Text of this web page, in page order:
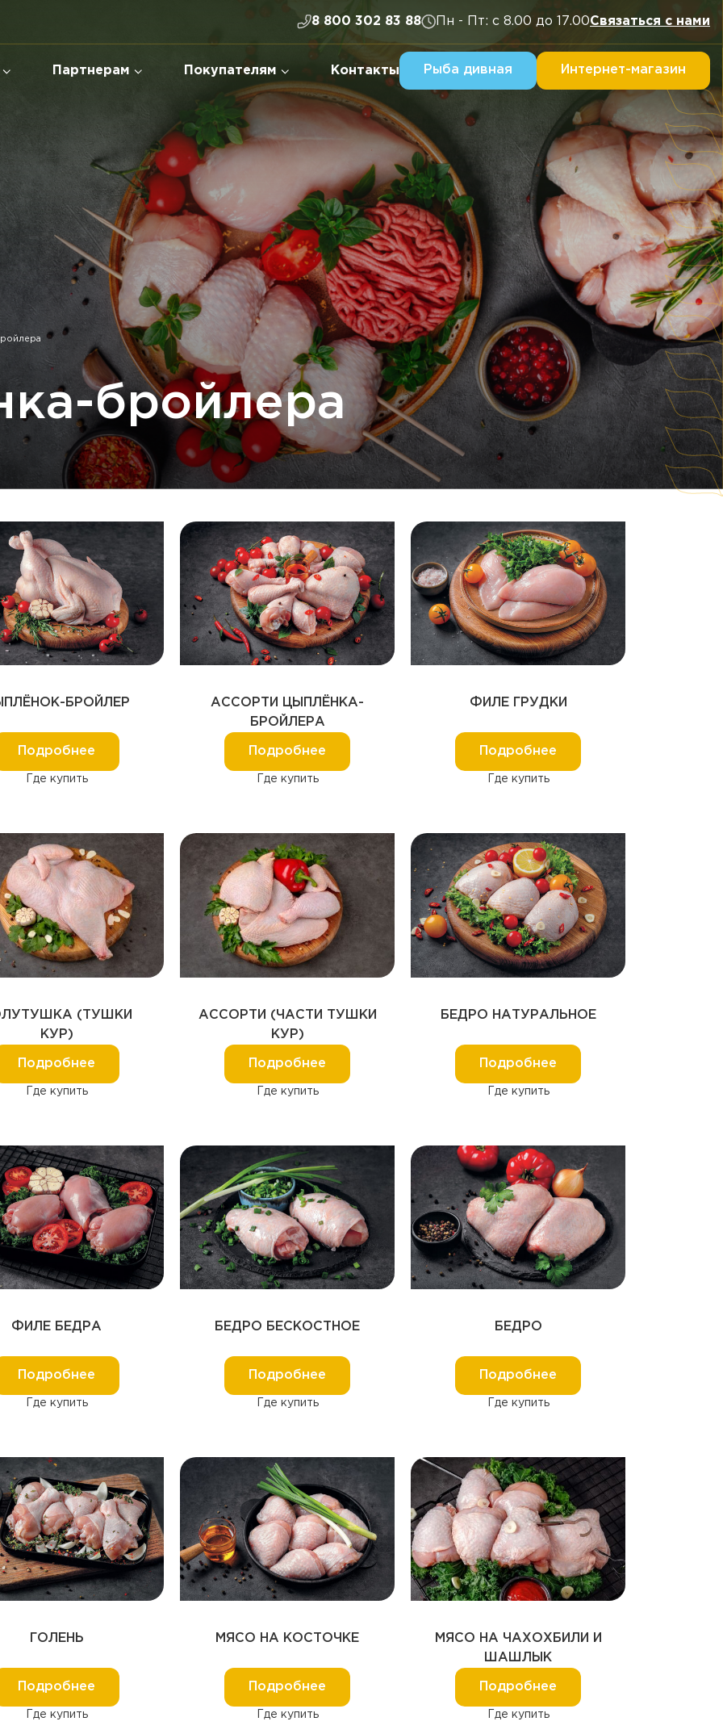
8 800 302 83 88 Пн - Пт: с 8.00 до 17.00Связаться с нами
Партнерам Покупателям Контакты Рыба дивная Интернет-магазин
бройлера
БРОЙЛЕР
Подробнее
Где купить
АССОРТИ ЦЫПЛЁНКА-
БРОЙЛЕРА
Подробнее
Где купить
ФИЛЕ ГРУДКИ
Подробнее
Где купить
(ТУШКИ
КУР)
Подробнее
Где купить
АССОРТИ (ЧАСТИ ТУШКИ
КУР)
Подробнее
Где купить
БЕДРО НАТУРАЛЬНОЕ
Подробнее
Где купить
ФИЛЕ БЕДРА
Подробнее
Где купить
БЕДРО БЕСКОСТНОЕ
Подробнее
Где купить
БЕДРО
Подробнее
Где купить
ГОЛЕНЬ
Подробнее
Где купить
МЯСО НА КОСТОЧКЕ
Подробнее
Где купить
МЯСО НА ЧАХОХБИЛИ И
ШАШЛЫК
Подробнее
Где купить